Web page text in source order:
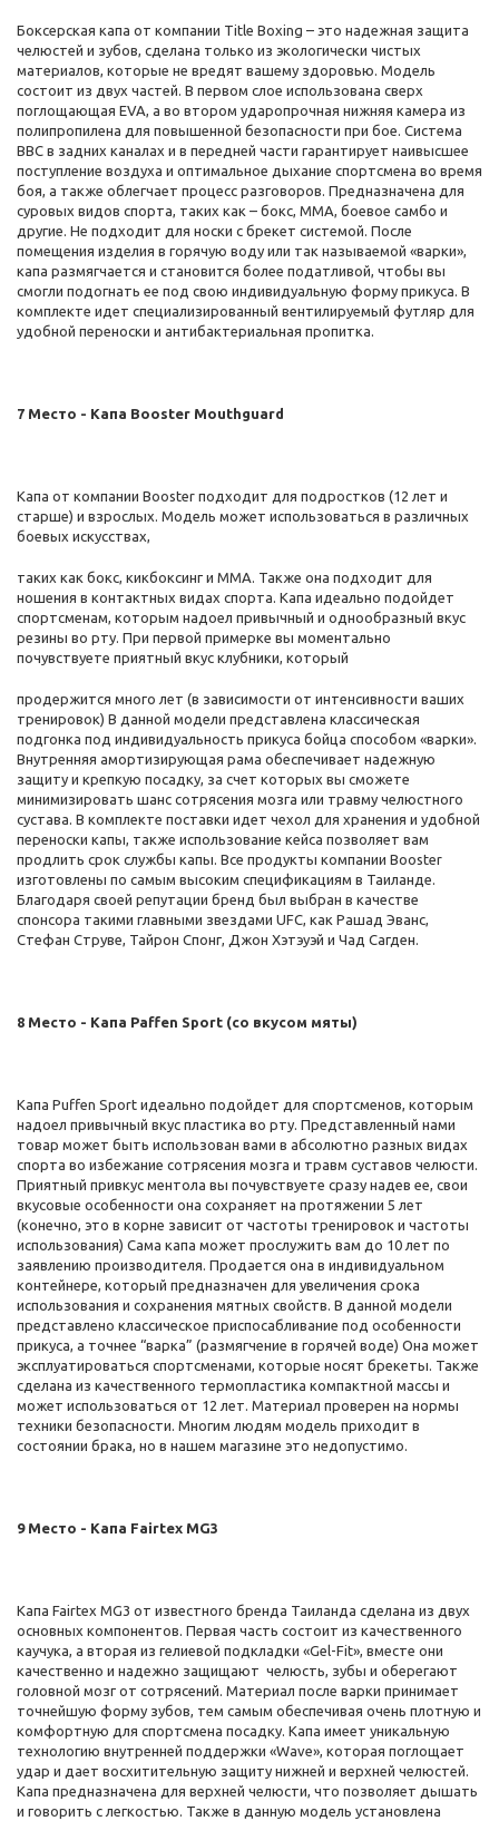
Боксерская капа от компании Title Boxing – это надежная защита
челюстей и зубов, сделана только из экологически чистых
материалов, которые не вредят вашему здоровью. Модель
состоит из двух частей. В первом слое использована сверх
поглощающая EVA, а во втором ударопрочная нижняя камера из
полипропилена для повышенной безопасности при бое. Система
BBC в задних каналах и в передней части гарантирует наивысшее
поступление воздуха и оптимальное дыхание спортсмена во время
боя, а также облегчает процесс разговоров. Предназначена для
суровых видов спорта, таких как – бокс, ММА, боевое самбо и
другие. Не подходит для носки с брекет системой. После
помещения изделия в горячую воду или так называемой «варки»,
капа размягчается и становится более податливой, чтобы вы
смогли подогнать ее под свою индивидуальную форму прикуса. В
комплекте идет специализированный вентилируемый футляр для
удобной переноски и антибактериальная пропитка.
7 Место - Капа Booster Mouthguard
Капа от компании Booster подходит для подростков (12 лет и
старше) и взрослых. Модель может использоваться в различных
боевых искусствах,
таких как бокс, кикбоксинг и ММА. Также она подходит для
ношения в контактных видах спорта. Капа идеально подойдет
спортсменам, которым надоел привычный и однообразный вкус
резины во рту. При первой примерке вы моментально
почувствуете приятный вкус клубники, который
продержится много лет (в зависимости от интенсивности ваших
тренировок) В данной модели представлена классическая
подгонка под индивидуальность прикуса бойца способом «варки».
Внутренняя амортизирующая рама обеспечивает надежную
защиту и крепкую посадку, за счет которых вы сможете
минимизировать шанс сотрясения мозга или травму челюстного
сустава. В комплекте поставки идет чехол для хранения и удобной
переноски капы, также использование кейса позволяет вам
продлить срок службы капы. Все продукты компании Booster
изготовлены по самым высоким спецификациям в Таиланде.
Благодаря своей репутации бренд был выбран в качестве
спонсора такими главными звездами UFC, как Рашад Эванс,
Стефан Струве, Тайрон Спонг, Джон Хэтэуэй и Чад Сагден.
8 Место - Капа Paffen Sport (со вкусом мяты)
Капа Puffen Sport идеально подойдет для спортсменов, которым
надоел привычный вкус пластика во рту. Представленный нами
товар может быть использован вами в абсолютно разных видах
спорта во избежание сотрясения мозга и травм суставов челюсти.
Приятный привкус ментола вы почувствуете сразу надев ее, свои
вкусовые особенности она сохраняет на протяжении 5 лет
(конечно, это в корне зависит от частоты тренировок и частоты
использования) Сама капа может прослужить вам до 10 лет по
заявлению производителя. Продается она в индивидуальном
контейнере, который предназначен для увеличения срока
использования и сохранения мятных свойств. В данной модели
представлено классическое приспосабливание под особенности
прикуса, а точнее “варка” (размягчение в горячей воде) Она может
эксплуатироваться спортсменами, которые носят брекеты. Также
сделана из качественного термопластика компактной массы и
может использоваться от 12 лет. Материал проверен на нормы
техники безопасности. Многим людям модель приходит в
состоянии брака, но в нашем магазине это недопустимо.
9 Место - Капа Fairtex MG3
Капа Fairtex MG3 от известного бренда Таиланда сделана из двух
основных компонентов. Первая часть состоит из качественного
каучука, а вторая из гелиевой подкладки «Gel-Fit», вместе они
качественно и надежно защищают челюсть, зубы и оберегают
головной мозг от сотрясений. Материал после варки принимает
точнейшую форму зубов, тем самым обеспечивая очень плотную и
комфортную для спортсмена посадку. Капа имеет уникальную
технологию внутренней поддержки «Wave», которая поглощает
удар и дает восхитительную защиту нижней и верхней челюстей.
Капа предназначена для верхней челюсти, что позволяет дышать
и говорить с легкостью. Также в данную модель установлена